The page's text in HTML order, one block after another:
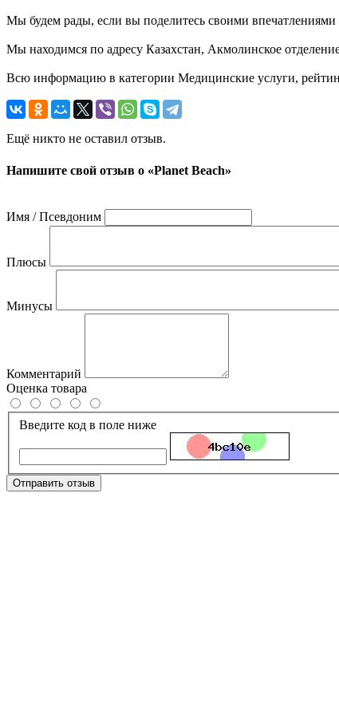
Мы будем рады, если вы поделитесь своими впечатлениями
Мы находимся по адресу Казахстан, Акмолинское
Всю информацию в категории Медицинские услуги,
Ещё никто не оставил отзыв.
Напишите свой отзыв о «Planet Beach»
Имя / Псевдоним
Плюсы
Минусы
Комментарий
Оценка товара
Введите код в поле ниже
Отправить отзыв